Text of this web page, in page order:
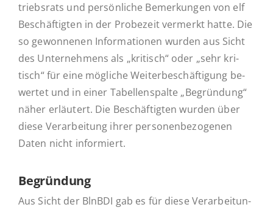
triebs­rats und per­sön­li­che Be­mer­kun­gen von elf
Be­schäf­tig­ten in der Pro­be­zeit ver­merkt hatte. Die
so ge­won­ne­nen In­for­ma­tio­nen wurden aus Sicht
des Un­ter­neh­mens als „kri­tisch“ oder „sehr kri­
tisch“ für eine mög­li­che Wei­ter­be­schäf­ti­gung be­
wer­tet und in einer Ta­bel­len­spal­te „Be­grün­dung“
näher er­läu­tert. Die Be­schäf­tig­ten wurden über
diese Ver­ar­bei­tung ihrer per­so­nen­be­zo­ge­nen
Daten nicht informiert.
Be­grün­dung
Aus Sicht der BlnBDI gab es für diese Ver­ar­bei­tun­